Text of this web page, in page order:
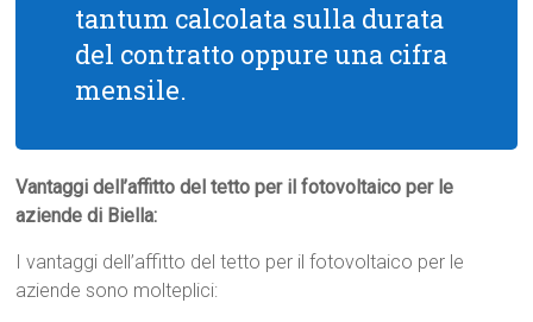
tantum calcolata sulla durata
del contratto oppure una cifra
mensile.
Vantaggi dell’affitto del tetto per il fotovoltaico per le
aziende di Biella:
I vantaggi dell’affitto del tetto per il fotovoltaico per le
aziende sono molteplici: